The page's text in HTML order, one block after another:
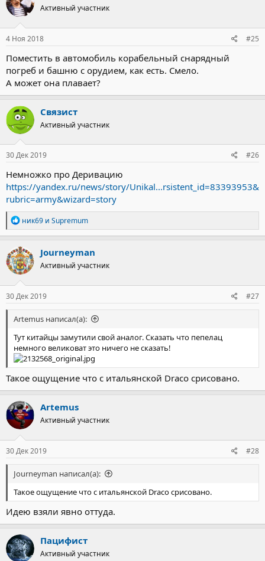
Активный участник
4 Ноя 2018 #25
Поместить в автомобиль корабельный снарядный
погреб и башню с орудием, как есть. Смело.
А может она плавает?
Связист
Активный участник
30 Дек 2019 #26
Немножко про Деривацию
https://yandex.ru/news/story/Unikal...rsistent_id=83393953&
rubric=army&wizard=story
Р
е
а
к
ц
и
и
:
ник69 и Supremum
Journeyman
Активный участник
30 Дек 2019 #27
Artemus написал(а):
Тут китайцы замутили свой аналог. Сказать что пепелац
немного великоват это ничего не сказать!
Такое ощущение что с итальянской Draco срисовано.
Artemus
Активный участник
30 Дек 2019 #28
Journeyman написал(а):
Такое ощущение что с итальянской Draco срисовано.
Идею взяли явно оттуда.
Пацифист
Активный участник